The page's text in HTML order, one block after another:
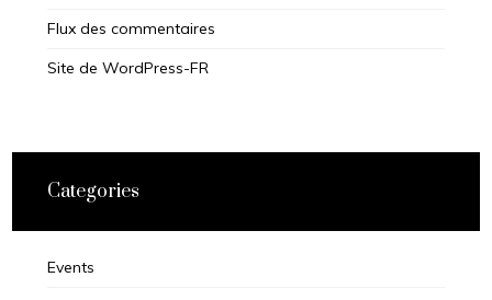
Flux des commentaires
Site de WordPress-FR
Categories
Events